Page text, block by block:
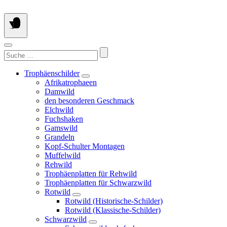
Springe
zum
Inhalt
Suchen
nach:
Trophäenschilder
Afrikatrophaeen
Damwild
den besonderen Geschmack
Elchwild
Fuchshaken
Gamswild
Grandeln
Kopf-Schulter Montagen
Muffelwild
Rehwild
Trophäenplatten für Rehwild
Trophäenplatten für Schwarzwild
Rotwild
Rotwild (Historische-Schilder)
Rotwild (Klassische-Schilder)
Schwarzwild